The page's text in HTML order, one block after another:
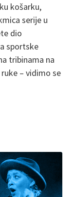
košarku,
serije u
dio
sportske
tribinama na
– vidimo se